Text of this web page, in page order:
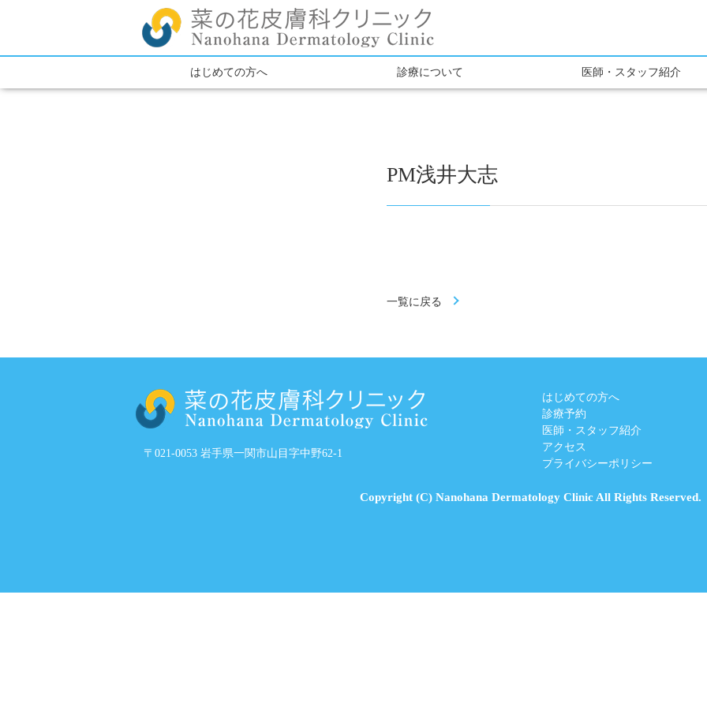
はじめての方へ 診療について 医師・スタッフ紹介
PM浅井大志
一覧に戻る
〒021-0053 岩手県一関市山目字中野62-1
はじめての方へ
診療予約
医師・スタッフ紹介
アクセス
プライバシーポリシー
Copyright (C) Nanohana Dermatology Clinic All Rights Reserved.